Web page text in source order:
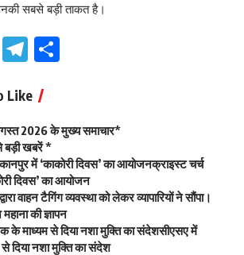
सबसे बड़ी ताकत है।
TwitterTelegram
Like
2026 के मुख्य समाचार*
बड़ी खबरें *
में ‘काकोरी दिवस’ का आयोजनक्राइस्ट चर्च
दिवस’ का आयोजन
वाहन टैगिंग व्यवस्था को लेकर व्यापारियों ने सौंपा।
की ज्ञापन
के माध्यम से दिया नशा मुक्ति का संदेशसीएसए में
दिया नशा मुक्ति का संदेश